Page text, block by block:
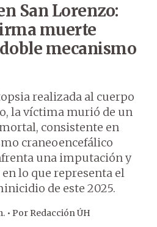
San Lorenzo:
muerte
mecanismo
realizada al cuerpo
la víctima murió de un
consistente en
craneoencefálico
una imputación y
lo que representa el
de este 2025.
• Por Redacción ÚH